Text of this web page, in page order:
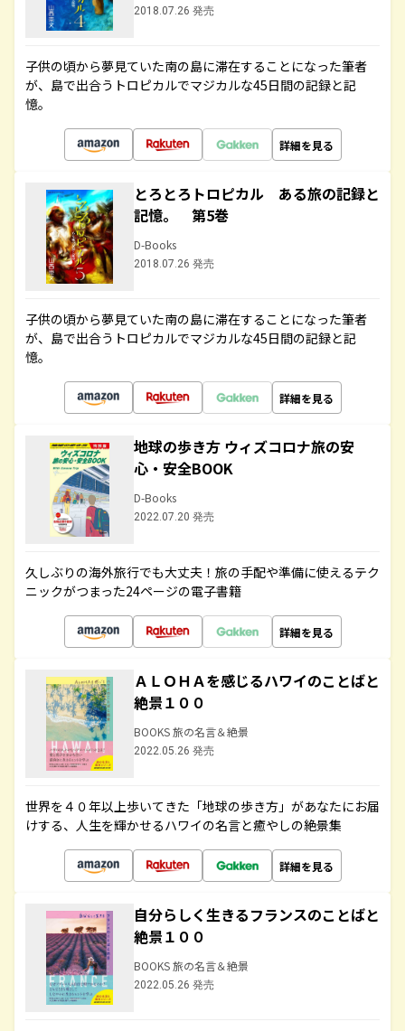
2018.07.26 発売
子供の頃から夢見ていた南の島に滞在することになった筆者
が、島で出合うトロピカルでマジカルな45日間の記録と記
憶。
詳細を見る
とろとろトロピカル ある旅の記録と
記憶。 第5巻
D-Books
2018.07.26 発売
子供の頃から夢見ていた南の島に滞在することになった筆者
が、島で出合うトロピカルでマジカルな45日間の記録と記
憶。
詳細を見る
地球の歩き方 ウィズコロナ旅の安
心・安全BOOK
D-Books
2022.07.20 発売
久しぶりの海外旅行でも大丈夫！旅の手配や準備に使えるテク
ニックがつまった24ページの電子書籍
詳細を見る
ＡＬＯＨＡを感じるハワイのことばと
絶景１００
BOOKS 旅の名言＆絶景
2022.05.26 発売
世界を４０年以上歩いてきた「地球の歩き方」があなたにお届
けする、人生を輝かせるハワイの名言と癒やしの絶景集
詳細を見る
自分らしく生きるフランスのことばと
絶景１００
BOOKS 旅の名言＆絶景
2022.05.26 発売